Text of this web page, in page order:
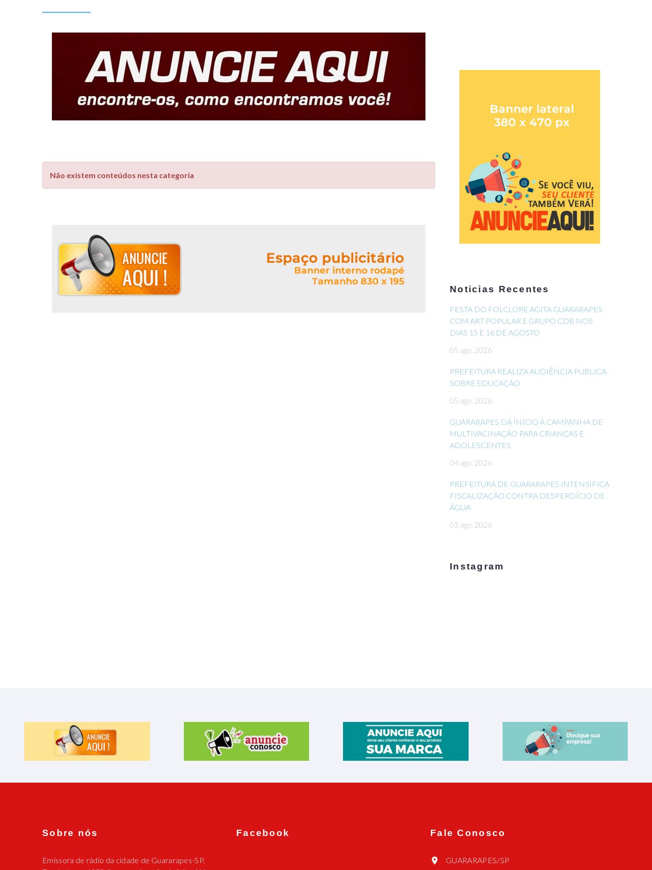
Não existem conteúdos nesta categoria
Noticias Recentes
FESTA DO FOLCLORE AGITA GUARARAPES
COM ART POPULAR E GRUPO CDB NOS
DIAS 15 E 16 DE AGOSTO
05 ago, 2026
PREFEITURA REALIZA AUDIÊNCIA PÚBLICA
SOBRE EDUCAÇÃO
05 ago, 2026
GUARARAPES DÁ INÍCIO À CAMPANHA DE
MULTIVACINAÇÃO PARA CRIANÇAS E
ADOLESCENTES
04 ago, 2026
PREFEITURA DE GUARARAPES INTENSIFICA
FISCALIZAÇÃO CONTRA DESPERDÍCIO DE
ÁGUA
03 ago, 2026
Instagram
Sobre nós
Emissora de rádio da cidade de Guararapes-SP.
Facebook Fale Conosco
GUARARAPES/SP